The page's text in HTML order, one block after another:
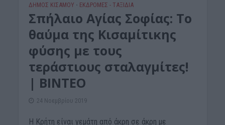
ΔΉΜΟΣ ΚΙΣΆΜΟΥ • ΕΚΔΡΟΜΈΣ - ΤΑΞΊΔΙΑ
Σπήλαιο Αγίας Σοφίας: Το
θαύμα της Κισαμίτικης
φύσης με τους
τεράστιους σταλαγμίτες!
| ΒΙΝΤΕΟ
24 Νοεμβρίου 2019
Η Κρήτη είναι γεμάτη από άκρη σε άκρη με